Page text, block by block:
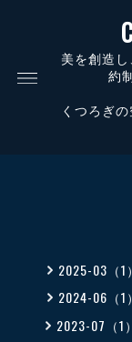
美を創造
約
くつろぎ
2025-03（1）
2024-06（1）
2023-07（1）